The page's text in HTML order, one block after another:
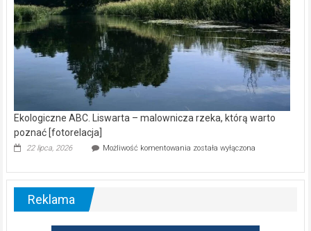
Ekologiczne ABC. Liswarta – malownicza rzeka, którą warto
poznać [fotorelacja]
22 lipca, 2026 Możliwość komentowania Ekologiczne
–
warto
została wyłączona
Reklama